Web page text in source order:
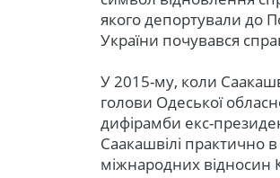
якого депортували до
України почувався
У 2015-му, коли
голови Одеської
дифірамби екс-
Саакашвілі практично
міжнародних відносин